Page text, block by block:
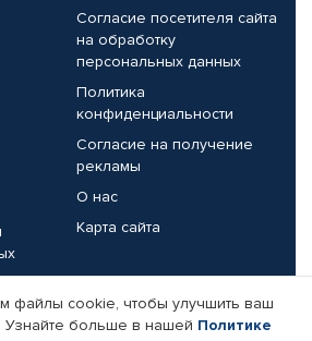
Согласие посетителя сайта
на обработку
персональных данных
Политика
конфиденциальности
Согласие на получение
рекламы
О нас
Карта сайта
файлы cookie, чтобы улучшить ваш
Узнайте больше в нашей Политике